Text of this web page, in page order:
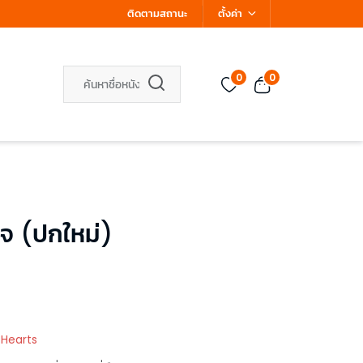
ติดตามสถานะ ตั้งค่า
0 0
(ปกใหม่)
Hearts